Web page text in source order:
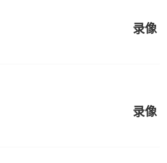
录像
录像